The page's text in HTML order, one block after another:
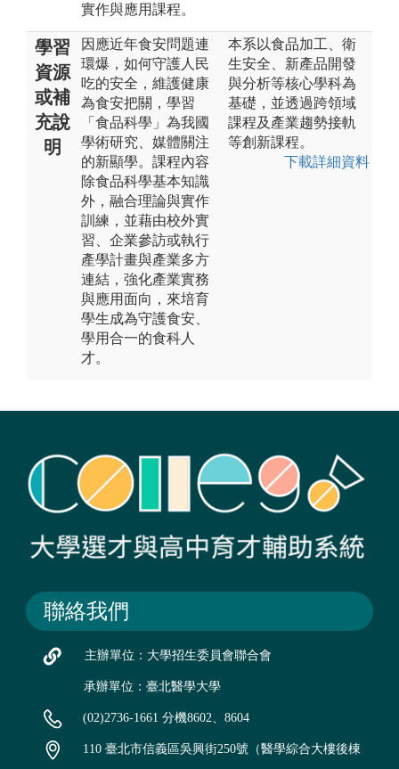
實作與應用課程。
學習
資源
或補
充說
明
因應近年食安問題連
環爆，如何守護人民
吃的安全，維護健康
為食安把關，學習
「食品科學」為我國
學術研究、媒體關注
的新顯學。課程內容
除食品科學基本知識
外，融合理論與實作
訓練，並藉由校外實
習、企業參訪或執行
產學計畫與產業多方
連結，強化產業實務
與應用面向，來培育
學生成為守護食安、
學用合一的食科人
才。
本系以食品加工、衛
生安全、新產品開發
與分析等核心學科為
基礎，並透過跨領域
課程及產業趨勢接軌
等創新課程。
下載詳細資料
聯絡我們
主辦單位：大學招生委員會聯合會
承辦單位：臺北醫學大學
(02)2736-1661 分機8602、8604
110 臺北市信義區吳興街250號（醫學綜合大樓後棟